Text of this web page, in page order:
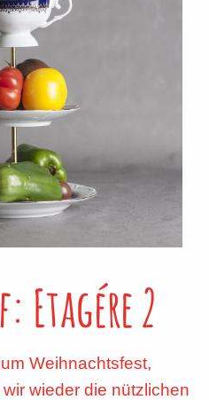
Etagére 2
Weihnachtsfest,
wieder die nützlichen